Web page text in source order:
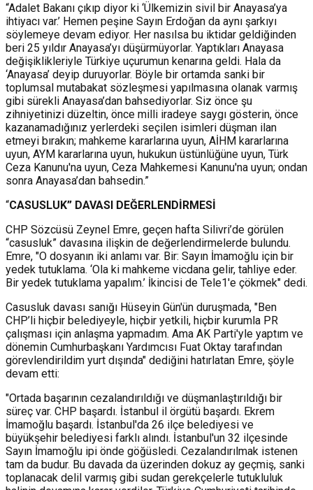
“Adalet Bakanı çıkıp diyor ki ‘Ülkemizin sivil bir Anayasa’ya
ihtiyacı var.’ Hemen peşine Sayın Erdoğan da aynı şarkıyı
söylemeye devam ediyor. Her nasılsa bu iktidar geldiğinden
beri 25 yıldır Anayasa’yı düşürmüyorlar. Yaptıkları Anayasa
değişiklikleriyle Türkiye uçurumun kenarına geldi. Hala da
‘Anayasa’ deyip duruyorlar. Böyle bir ortamda sanki bir
toplumsal mutabakat sözleşmesi yapılmasına olanak varmış
gibi sürekli Anayasa’dan bahsediyorlar. Siz önce şu
zihniyetinizi düzeltin, önce milli iradeye saygı gösterin, önce
kazanamadığınız yerlerdeki seçilen isimleri düşman ilan
etmeyi bırakın; mahkeme kararlarına uyun, AİHM kararlarına
uyun, AYM kararlarına uyun, hukukun üstünlüğüne uyun, Türk
Ceza Kanunu'na uyun, Ceza Mahkemesi Kanunu'na uyun; ondan
sonra Anayasa’dan bahsedin.”
“CASUSLUK” DAVASI DEĞERLENDİRMESİ
CHP Sözcüsü Zeynel Emre, geçen hafta Silivri’de görülen
“casusluk” davasına ilişkin de değerlendirmelerde bulundu.
Emre, "O dosyanın iki anlamı var. Bir: Sayın İmamoğlu için bir
yedek tutuklama. ‘Ola ki mahkeme vicdana gelir, tahliye eder.
Bir yedek tutuklama yapalım.’ İkincisi de Tele1'e çökmek" dedi.
Casusluk davası sanığı Hüseyin Gün'ün duruşmada, "Ben
CHP’li hiçbir belediyeyle, hiçbir yetkili, hiçbir kurumla PR
çalışması için anlaşma yapmadım. Ama AK Parti'yle yaptım ve
dönemin Cumhurbaşkanı Yardımcısı Fuat Oktay tarafından
görevlendirildim yurt dışında" dediğini hatırlatan Emre, şöyle
devam etti:
"Ortada başarının cezalandırıldığı ve düşmanlaştırıldığı bir
süreç var. CHP başardı. İstanbul il örgütü başardı. Ekrem
İmamoğlu başardı. İstanbul'da 26 ilçe belediyesi ve
büyükşehir belediyesi farklı alındı. İstanbul'un 32 ilçesinde
Sayın İmamoğlu ipi önde göğüsledi. Cezalandırılmak istenen
tam da budur. Bu davada da üzerinden dokuz ay geçmiş, sanki
toplanacak delil varmış gibi sudan gerekçelerle tutukluluk